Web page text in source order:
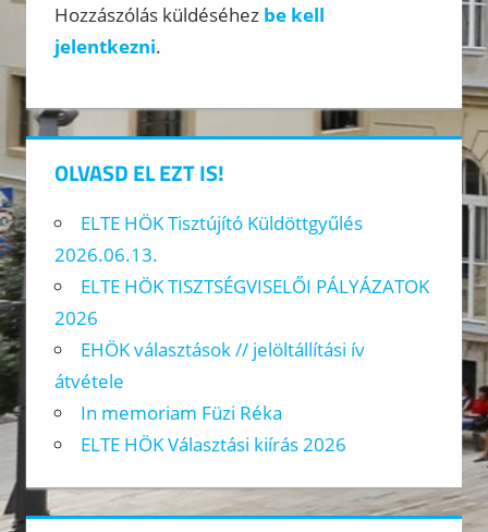
Hozzászólás küldéséhez be kell
jelentkezni.
OLVASD EL EZT IS!
ELTE HÖK Tisztújító Küldöttgyűlés
2026.06.13.
ELTE HÖK TISZTSÉGVISELŐI PÁLYÁZATOK
2026
EHÖK választások // jelöltállítási ív
átvétele
In memoriam Füzi Réka
ELTE HÖK Választási kiírás 2026